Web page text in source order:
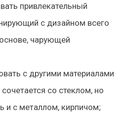
привлекательный
с дизайном всего
чарующей
с другими материалами
со стеклом, но
и с металлом, кирпичом;